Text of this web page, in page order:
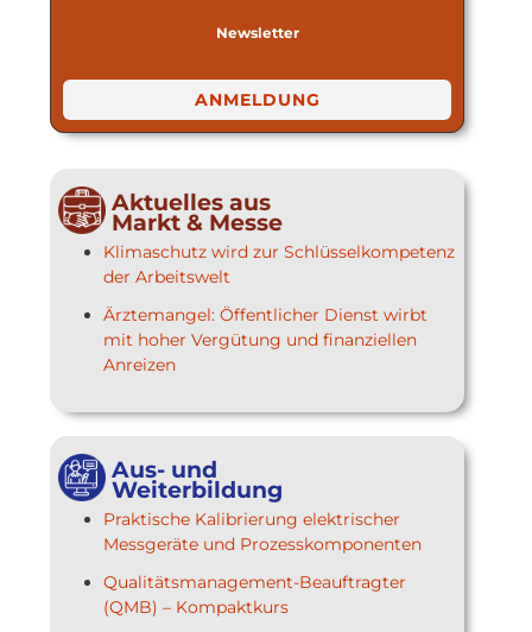
Newsletter
ANMELDUNG
Aktuelles aus
Markt & Messe
Klimaschutz wird zur Schlüsselkompetenz
der Arbeitswelt
Ärztemangel: Öffentlicher Dienst wirbt
mit hoher Vergütung und finanziellen
Anreizen
Aus- und
Weiterbildung
Praktische Kalibrierung elektrischer
Messgeräte und Prozesskomponenten
Qualitätsmanagement-Beauftragter
(QMB) – Kompaktkurs